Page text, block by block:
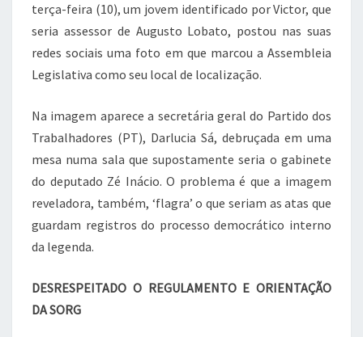
terça-feira (10), um jovem identificado por Victor, que
seria assessor de Augusto Lobato, postou nas suas
redes sociais uma foto em que marcou a Assembleia
Legislativa como seu local de localização.
Na imagem aparece a secretária geral do Partido dos
Trabalhadores (PT), Darlucia Sá, debruçada em uma
mesa numa sala que supostamente seria o gabinete
do deputado Zé Inácio. O problema é que a imagem
reveladora, também, ‘flagra’ o que seriam as atas que
guardam registros do processo democrático interno
da legenda.
DESRESPEITADO O REGULAMENTO E ORIENTAÇÃO
DA SORG